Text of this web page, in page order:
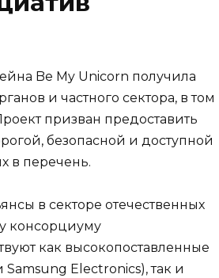
Be My Unicorn получила
и частного сектора, в том
призван предоставить
безопасной и доступной
в перечень.
в секторе отечественных
консорциуму
как высокопоставленные
Samsung Electronics), так и